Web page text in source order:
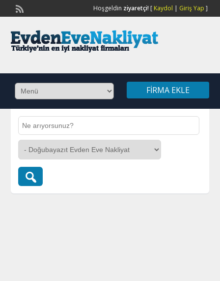
Hoşgeldin ziyaretçi![ Kaydol | Giriş Yap ]
FIRMA EKLE